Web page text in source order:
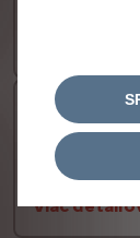
Jumper
32 090 €
Viac